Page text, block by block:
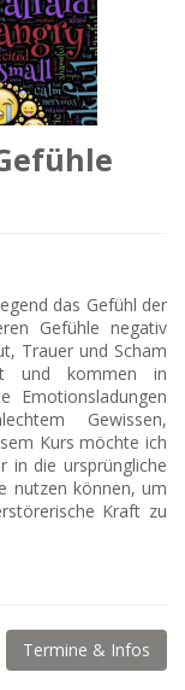
das Gefühl der
Gefühle negativ
Trauer und Scham
und kommen in
Emotionsladungen
Gewissen,
Kurs möchte ich
in die ursprüngliche
nutzen können, um
Kraft zu
Termine & Infos